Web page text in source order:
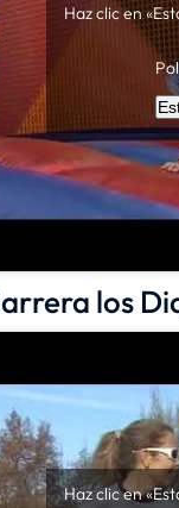
Haz clic en
los
Haz clic en